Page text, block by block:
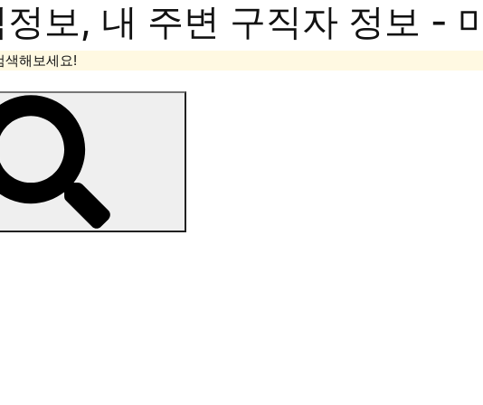
보, 내 주변 구직자 정보 -
색해보세요!